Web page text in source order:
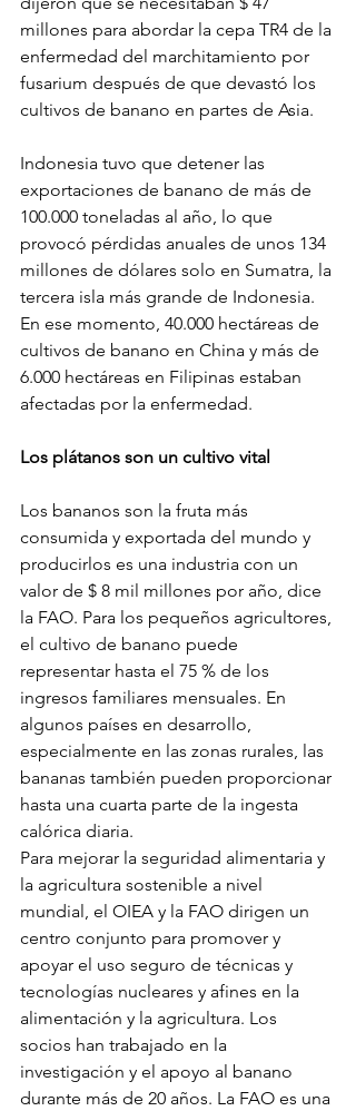
millones para abordar la cepa TR4 de la
enfermedad del marchitamiento por
fusarium después de que devastó los
cultivos de banano en partes de Asia.
Indonesia tuvo que detener las
exportaciones de banano de más de
100.000 toneladas al año, lo que
provocó pérdidas anuales de unos 134
millones de dólares solo en Sumatra, la
tercera isla más grande de Indonesia.
En ese momento, 40.000 hectáreas de
cultivos de banano en China y más de
6.000 hectáreas en Filipinas estaban
afectadas por la enfermedad.
Los plátanos son un cultivo vital
Los bananos son la fruta más
consumida y exportada del mundo y
producirlos es una industria con un
valor de $ 8 mil millones por año, dice
la FAO. Para los pequeños agricultores,
el cultivo de banano puede
representar hasta el 75 % de los
ingresos familiares mensuales. En
algunos países en desarrollo,
especialmente en las zonas rurales, las
bananas también pueden proporcionar
hasta una cuarta parte de la ingesta
calórica diaria.
Para mejorar la seguridad alimentaria y
la agricultura sostenible a nivel
mundial, el OIEA y la FAO dirigen un
centro conjunto para promover y
apoyar el uso seguro de técnicas y
tecnologías nucleares y afines en la
alimentación y la agricultura. Los
socios han trabajado en la
investigación y el apoyo al banano
durante más de 20 años. La FAO es una